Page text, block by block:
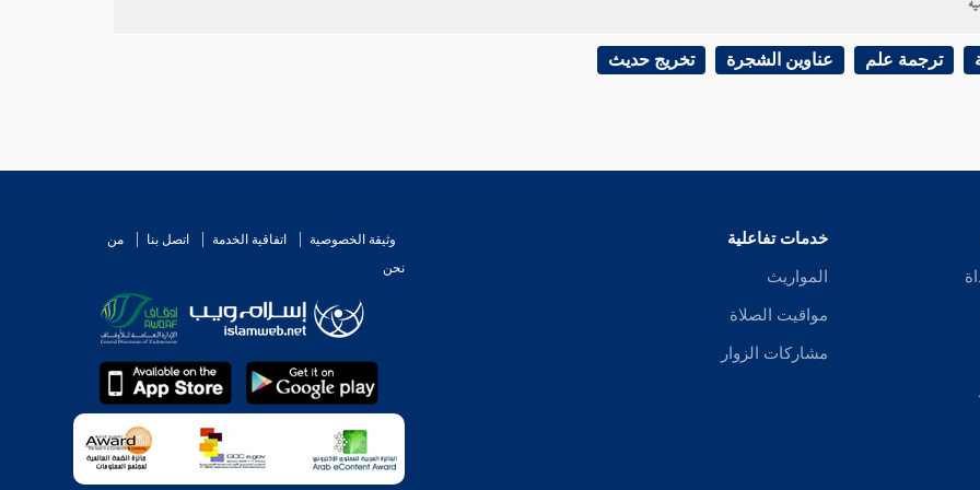
ترجمة علم عناوين الشجرة تخريج حديث
خدمات تفاعلية
المواريث
مواقيت الصلاة
مشاركات الزوار
وثيقة الخصوصية اتفاقية الخدمة اتصل بنا
من
نحن